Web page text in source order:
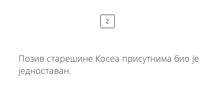
2
Позив старешине Косеа присутнима био је
једноставан.